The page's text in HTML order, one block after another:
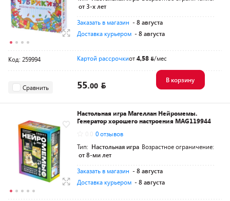
от 3-х лет
Заказать в магазин - 8 августа
Доставка курьером - 8 августа
Код: 259994 Картой рассрочкиот4,58 /мес
Сравнить 55.00
В корзину
Настольная игра Магеллан Нейромемы.
Генератор хорошего настроения MAG119944
0 отзывов
Тип: Настольная игра Возрастное ограничение:
от 8-ми лет
Заказать в магазин - 8 августа
Доставка курьером - 8 августа